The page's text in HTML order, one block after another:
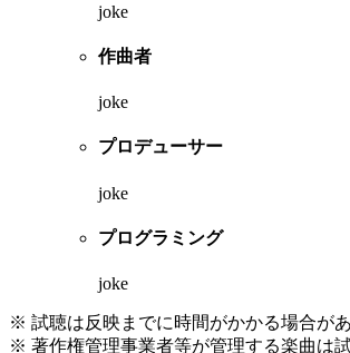
joke
作曲者
joke
プロデューサー
joke
プログラミング
joke
※ 試聴は反映までに時間がかかる場合があ
※ 著作権管理事業者等が管理する楽曲は試